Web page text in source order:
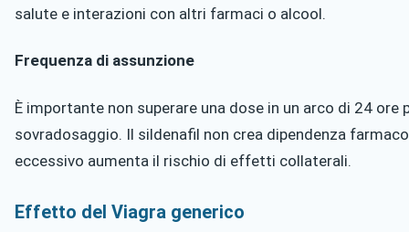
salute e interazioni con altri farmaci o alcool.
Frequenza di assunzione
È importante non superare una dose in un arco di 24 ore
sovradosaggio. Il sildenafil non crea dipendenza
eccessivo aumenta il rischio di effetti collaterali.
Effetto del Viagra generico